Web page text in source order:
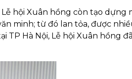
hội Xuân hồng còn tạo dựng
minh; từ đó lan tỏa, được
TP Hà Nội, Lễ hội Xuân hồng